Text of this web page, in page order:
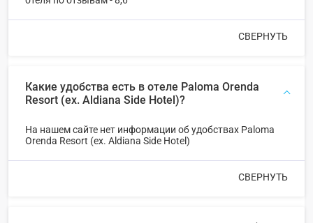
СВЕРНУТЬ
Какие удобства есть в отеле Paloma Orenda
Resort (ex. Aldiana Side Hotel)?
На нашем сайте нет информации об удобствах Paloma
Orenda Resort (ex. Aldiana Side Hotel)
СВЕРНУТЬ